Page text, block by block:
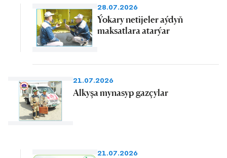
28.07.2026
Ýokary netijeler aýdyň
maksatlara atarýar
21.07.2026
Alkyşa mynasyp gazçylar
21.07.2026